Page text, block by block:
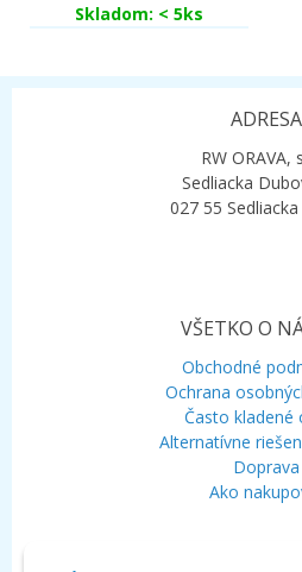
Skladom: < 5ks
ADRESA
RW ORAVA,
Sedliacka
027 55
VŠETKO O
Obchodné
Ochrana
Často kladené
Alternatívne
Doprava
Ako